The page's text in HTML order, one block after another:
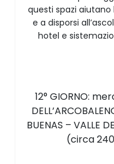
questi spazi aiutano
e a disporsi
hotel e
12° GIORNO:
BUENAS – VALLE
(circa